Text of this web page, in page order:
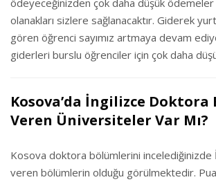
ödeyeceğinizden çok daha düşük
olanakları sizlere sağlanacaktır. Giderek
gören öğrenci sayımız artmaya devam
giderleri burslu öğrenciler için çok daha
Kosova’da İngilizce Doktora
Veren Üniversiteler Var Mı?
Kosova doktora bölümlerini incelediğinizde
veren bölümlerin olduğu görülmektedir.